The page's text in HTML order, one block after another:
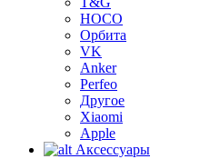
HOCO
Орбита
VK
Anker
Perfeo
Другое
Xiaomi
Apple
Аксессуары